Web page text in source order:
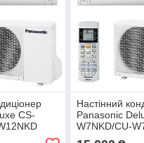
CS-
Настінний
Panasonic
W7NKD/CU-